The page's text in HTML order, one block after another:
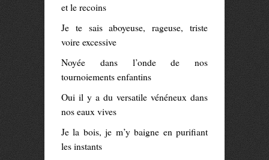
et le recoins
Je te sais aboyeuse, rageuse, triste
voire excessive
Noyée dans l’onde de nos
tournoiements enfantins
Oui il y a du versatile vénéneux dans
nos eaux vives
Je la bois, je m’y baigne en purifiant
les instants